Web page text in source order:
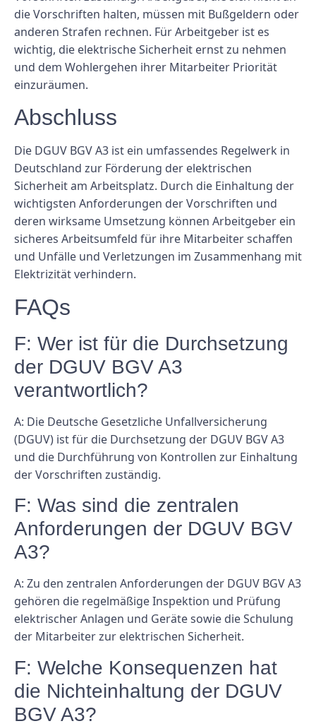
die Vorschriften halten, müssen mit Bußgeldern oder
anderen Strafen rechnen. Für Arbeitgeber ist es
wichtig, die elektrische Sicherheit ernst zu nehmen
und dem Wohlergehen ihrer Mitarbeiter Priorität
einzuräumen.
Abschluss
Die DGUV BGV A3 ist ein umfassendes Regelwerk in
Deutschland zur Förderung der elektrischen
Sicherheit am Arbeitsplatz. Durch die Einhaltung der
wichtigsten Anforderungen der Vorschriften und
deren wirksame Umsetzung können Arbeitgeber ein
sicheres Arbeitsumfeld für ihre Mitarbeiter schaffen
und Unfälle und Verletzungen im Zusammenhang mit
Elektrizität verhindern.
FAQs
F: Wer ist für die Durchsetzung
der DGUV BGV A3
verantwortlich?
A: Die Deutsche Gesetzliche Unfallversicherung
(DGUV) ist für die Durchsetzung der DGUV BGV A3
und die Durchführung von Kontrollen zur Einhaltung
der Vorschriften zuständig.
F: Was sind die zentralen
Anforderungen der DGUV BGV
A3?
A: Zu den zentralen Anforderungen der DGUV BGV A3
gehören die regelmäßige Inspektion und Prüfung
elektrischer Anlagen und Geräte sowie die Schulung
der Mitarbeiter zur elektrischen Sicherheit.
F: Welche Konsequenzen hat
die Nichteinhaltung der DGUV
BGV A3?